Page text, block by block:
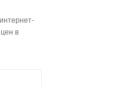
в